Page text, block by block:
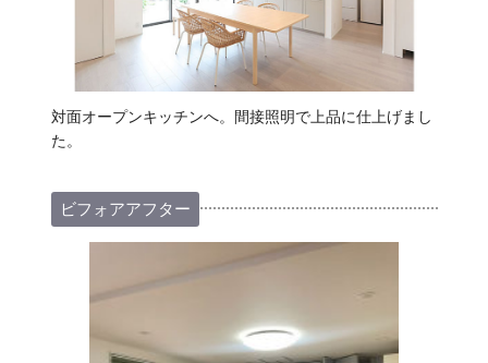
対面オープンキッチンへ。間接照明で上品に仕上げまし
た。
ビフォアアフター